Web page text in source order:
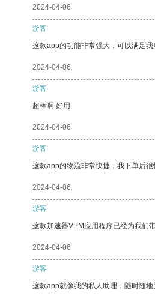
2024-04-06
游客
这款app的功能非常强大，可以满足
2024-04-06
游客
超棒啊 好用
2024-04-06
游客
这款app的物流非常快捷，我下单后很
2024-04-06
游客
这款加速器VPM应用程序已经为我们
2024-04-06
游客
这款app就像我的私人助理，随时随